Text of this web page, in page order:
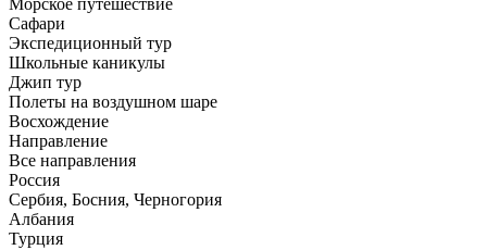
Морское путешествие
Сафари
Экспедиционный тур
Школьные каникулы
Джип тур
Полеты на воздушном шаре
Восхождение
Направлениe
Все направления
Россия
Сербия, Босния, Черногория
Албания
Турция